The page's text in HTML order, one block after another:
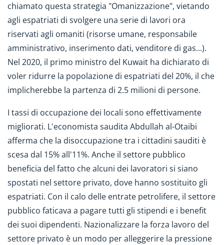
chiamato questa strategia "Omanizzazione", vietando
agli espatriati di svolgere una serie di lavori ora
riservati agli omaniti (risorse umane, responsabile
amministrativo, inserimento dati, venditore di gas...).
Nel 2020, il primo ministro del Kuwait ha dichiarato di
voler ridurre la popolazione di espatriati del 20%, il che
implicherebbe la partenza di 2.5 milioni di persone.
I tassi di occupazione dei locali sono effettivamente
migliorati. L'economista saudita Abdullah al-Otaibi
afferma che la disoccupazione tra i cittadini sauditi è
scesa dal 15% all'11%. Anche il settore pubblico
beneficia del fatto che alcuni dei lavoratori si siano
spostati nel settore privato, dove hanno sostituito gli
espatriati. Con il calo delle entrate petrolifere, il settore
pubblico faticava a pagare tutti gli stipendi e i benefit
dei suoi dipendenti. Nazionalizzare la forza lavoro del
settore privato è un modo per alleggerire la pressione